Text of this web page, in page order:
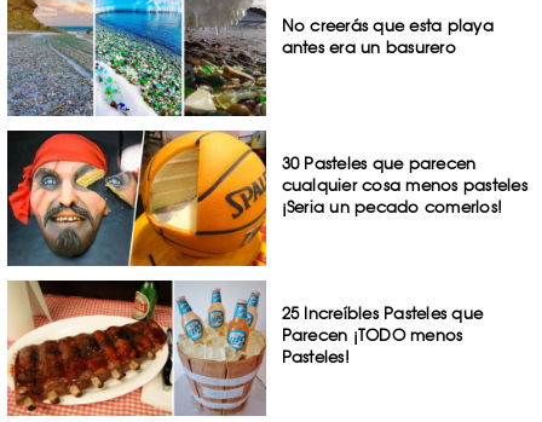
No creerás que esta playa
antes era un basurero
30 Pasteles que parecen
cualquier cosa menos pasteles
¡Seria un pecado comerlos!
25 Increíbles Pasteles que
Parecen ¡TODO menos
Pasteles!